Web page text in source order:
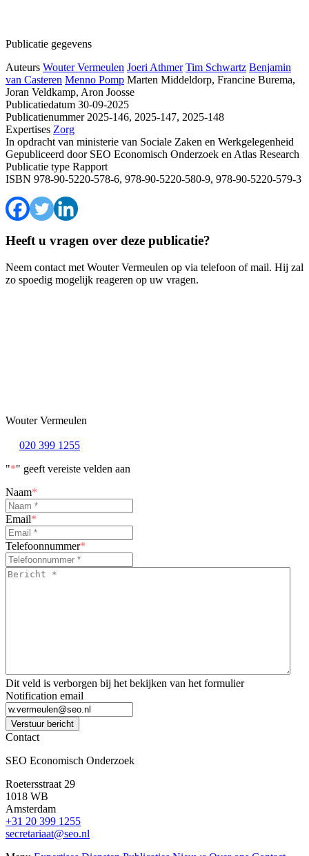
Publicatie gegevens
Auteurs Wouter Vermeulen Joeri Athmer Tim Schwartz Benjamin
van Casteren Menno Pomp Marten Middeldorp, Francine Burema,
Joran Veldkamp, Aron Joosse
Publicatiedatum 30-09-2025
Publicatienummer2025-146, 2025-147, 2025-148
Expertises Zorg
In opdracht van ministerie van Sociale Zaken en Werkgelegenheid
Gepubliceerd doorSEO Economisch Onderzoek en Atlas Research
Publicatie type Rapport
ISBN 978-90-5220-578-6, 978-90-5220-580-9, 978-90-5220-579-3
Heeft u vragen over deze publicatie?
Neem contact met Wouter Vermeulen op via telefoon of mail. Hij zal
zo spoedig mogelijk reageren op uw vragen.
Wouter Vermeulen
020 399 1255
"*" geeft vereiste velden aan
Naam*
Email*
Telefoonnummer*
Bericht
Dit veld is verborgen bij het bekijken van het formulier
Notification email
Verstuur bericht
Contact
SEO Economisch Onderzoek
Roetersstraat 29
1018 WB
Amsterdam
+31 20 399 1255
secretariaat@seo.nl